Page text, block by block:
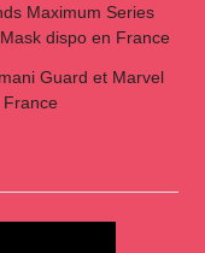
Maximum Series
dispo en France
Guard et Marvel
France